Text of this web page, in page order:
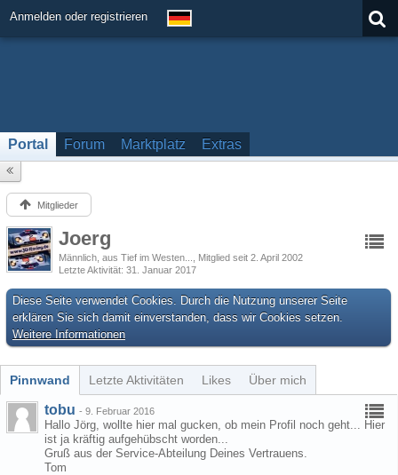
Anmelden oder registrieren
Portal Forum Marktplatz Extras
Mitglieder
Joerg
Männlich aus Tief im Westen...
Mitglied seit 2. April 2002
Letzte Aktivität 31. Januar 2017
Diese Seite verwendet Cookies. Durch die Nutzung unserer Seite
erklären Sie sich damit einverstanden, dass wir Cookies setzen.
Weitere Informationen
Pinnwand Letzte Aktivitäten Likes Über mich
tobu - 9. Februar 2016
Hallo Jörg, wollte hier mal gucken, ob mein Profil noch geht... Hier
ist ja kräftig aufgehübscht worden...
Gruß aus der Service-Abteilung Deines Vertrauens.
Tom